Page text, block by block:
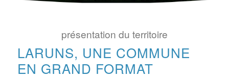
présentation du territoire
LARUNS, UNE COMMUNE
EN GRAND FORMAT